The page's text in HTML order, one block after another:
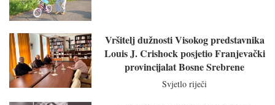
Vršitelj dužnosti Visokog predstavnika
Louis J. Crishock posjetio Franjevački
provincijalat Bosne Srebrene
Svjetlo riječi